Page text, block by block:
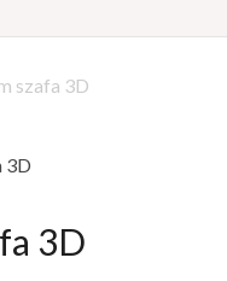
szafa 3D
3D